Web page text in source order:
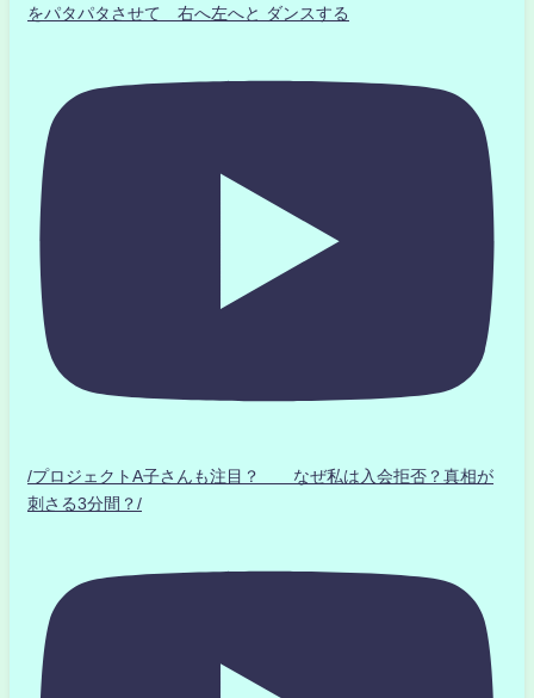
をパタパタさせて 右へ左へと ダンスする
/プロジェクトA子さんも注目？ なぜ私は入会拒否？真相が
刺さる3分間？/